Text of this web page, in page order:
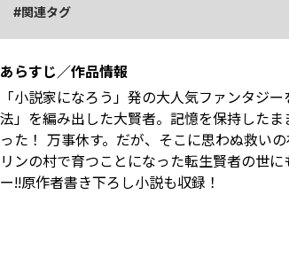
関連タグ
あらすじ／作品情報
「小説家になろう」発の大人気ファンタ
法」を編み出した大賢者。記憶を保持した
った！ 万事休す。だが、そこに思わぬ救い
リンの村で育つことになった転生賢者の世
ー!!原作者書き下ろし小説も収録！